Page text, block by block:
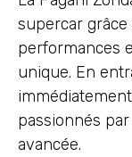
supercar
performances
unique. En
passionnés
avancée.